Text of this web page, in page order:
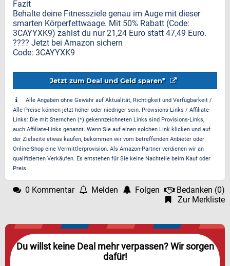
Fazit
Behalte deine Fitnessziele genau im Auge mit dieser
smarten Körperfettwaage. Mit 50% Rabatt (Code:
3CAYYXK9) zahlst du nur 21,24 Euro statt 47,49 Euro.
???? Jetzt bei Amazon sichern
Code: 3CAYYXK9
Jetzt zum Deal und Geld sparen*
Alle Angaben ohne Gewähr auf Aktualität, Richtigkeit und Verfügbarkeit /
Alle Preise können jetzt höher oder niedriger sein. Provisions-Links / Affiliate-
Links: Die mit Sternchen (*) gekennzeichneten Links sind Provisions-Links,
auch Affiliate-Links genannt. Wenn Sie auf einen solchen Link klicken und auf
der Zielseite etwas kaufen, bekommen wir vom betreffenden Anbieter oder
Online-Shop eine Vermittlerprovision. Als Amazon-Partner verdienen wir an
qualifizierten Verkäufen. Es entstehen für Sie keine Nachteile beim Kauf oder
Preis.
0 Kommentar Melden Folgen Bedanken (0)
Zur Merkliste
Du willst keine Deal mehr verpassen? Wir sorgen
dafür!